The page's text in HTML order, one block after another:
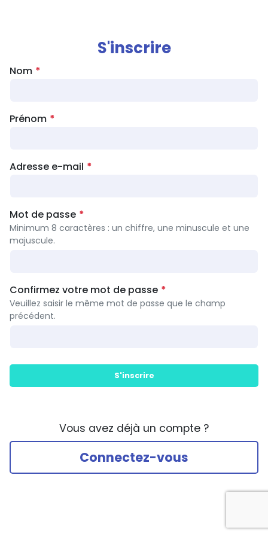
S'inscrire
Nom
Prénom
Adresse e-mail
Mot de passe
Minimum 8 caractères : un chiffre, une minuscule et une
majuscule.
Confirmez votre mot de passe
Veuillez saisir le même mot de passe que le champ
précédent.
S'inscrire
Vous avez déjà un compte ?
Connectez-vous